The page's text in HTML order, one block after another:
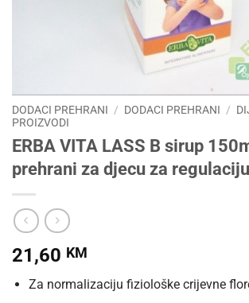
DODACI PREHRANI / DODACI PREHRANI /
PROIZVODI
ERBA VITA LASS B sirup
prehrani za djecu za
21,60 KM
Za normalizaciju fiziološke crijevne